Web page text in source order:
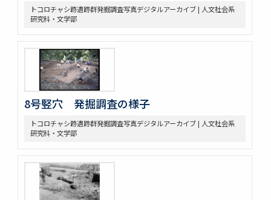
トコロチャシ跡遺跡群発掘調査写真デジタルアーカイブ | 人文社会系
研究科・文学部
8号竪穴 発掘調査の様子
トコロチャシ跡遺跡群発掘調査写真デジタルアーカイブ | 人文社会系
研究科・文学部